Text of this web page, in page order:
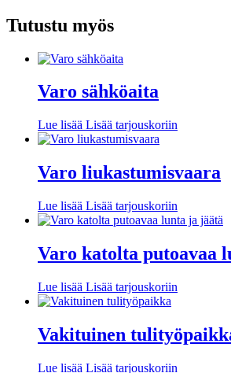
Tutustu myös
Varo sähköaita
Lue lisää Lisää tarjouskoriin
Varo liukastumisvaara
Lue lisää Lisää tarjouskoriin
Varo katolta putoavaa
Lue lisää Lisää tarjouskoriin
Vakituinen
Lue lisää Lisää tarjouskoriin